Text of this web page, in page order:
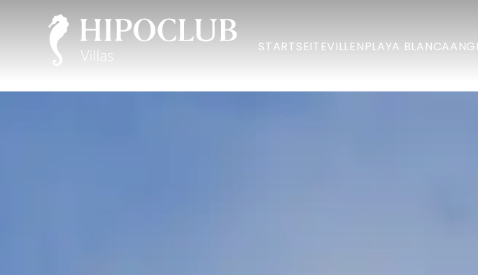
STARTSEITEVILLENPLAYA BLANCA